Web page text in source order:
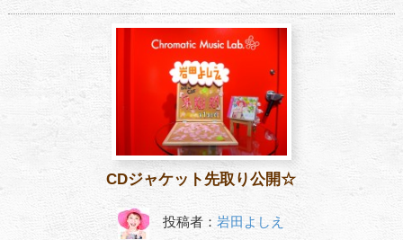
CDジャケット先取り公開☆
投稿者：岩田よしえ